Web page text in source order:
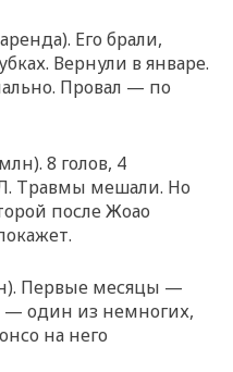
Его брали,
Вернули в январе.
Провал — по
8 голов, 4
Травмы мешали. Но
после Жоао
Первые месяцы —
один из немногих,
на него